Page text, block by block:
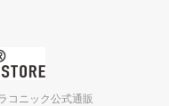
コニック公式通販